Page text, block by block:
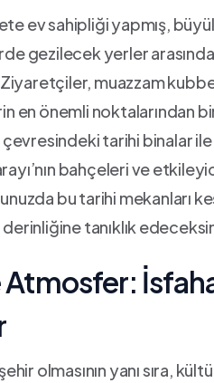
ev sahipliği yapmış,
gezilecek yerler
muazzam
önemli noktalarından
çevresindeki tarihi binalar
bahçeleri ve
bu tarihi mekanları
tanıklık⁢
olmasının yanı sıra,